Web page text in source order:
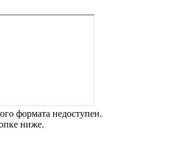
формата недоступен.
ниже.